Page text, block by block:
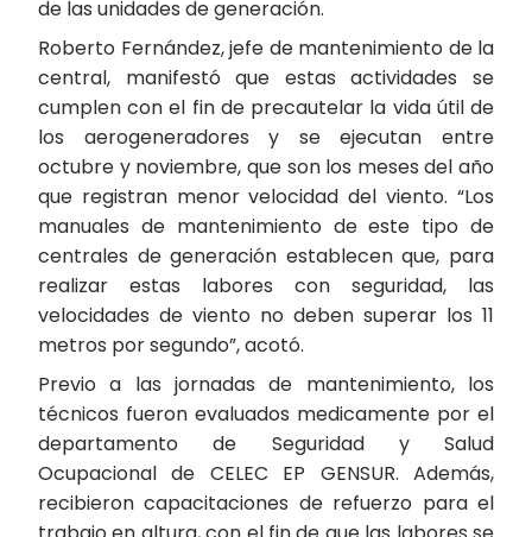
de las unidades de generación.
Roberto Fernández, jefe de mantenimiento de la
central, manifestó que estas actividades se
cumplen con el fin de precautelar la vida útil de
los aerogeneradores y se ejecutan entre
octubre y noviembre, que son los meses del año
que registran menor velocidad del viento. “Los
manuales de mantenimiento de este tipo de
centrales de generación establecen que, para
realizar estas labores con seguridad, las
velocidades de viento no deben superar los 11
metros por segundo”, acotó.
Previo a las jornadas de mantenimiento, los
técnicos fueron evaluados medicamente por el
departamento de Seguridad y Salud
Ocupacional de CELEC EP GENSUR. Además,
recibieron capacitaciones de refuerzo para el